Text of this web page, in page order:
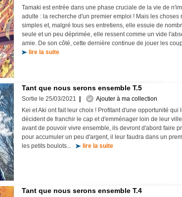
Tamaki est entrée dans une phase cruciale de la vie de
adulte : la recherche d'un premier emploi ! Mais les choses
simples et, malgré tous ses entretiens, elle essuie de
seule et un peu déprimée, elle ressent comme un vide
amie. De son côté, cette dernière continue de jouer les
lire la suite
Tant que nous serons ensemble T.5
Sortie le 25/03/2021
Ajouter à ma collection
Kei et Aki ont fait leur choix ! Profitant d'une opportunité qui
décident de franchir le cap et d'emménager loin de leur
avant de pouvoir vivre ensemble, ils devront d'abord faire
pour accumuler un peu d'argent, il leur faudra dans un
les petits boulots...
lire la suite
Tant que nous serons ensemble T.4